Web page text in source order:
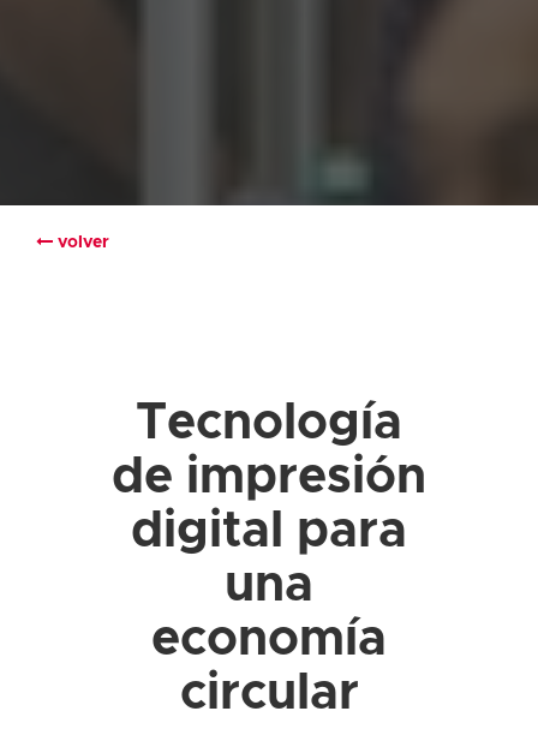
volver
Tecnología
de impresión
digital para
una
economía
circular